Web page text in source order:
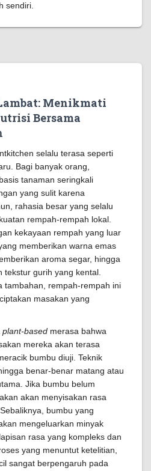
sendiri.
Menikmati
Bersama
selalu terasa seperti
Bagi banyak orang,
tanaman seringkali
yang sulit karena
rahasia besar yang selalu
rempah-rempah lokal.
kekayaan rempah yang luar
memberikan warna emas
aroma segar, hingga
tekstur gurih yang kental.
tambahan, rempah-rempah ini
masakan yang
plant-based merasa bahwa
mereka akan terasa
bumbu diuji. Teknik
benar-benar matang atau
Jika bumbu belum
akan menyisakan rasa
bumbu yang
mengeluarkan minyak
rasa yang kompleks dan
yang menuntut ketelitian,
sangat berpengaruh pada